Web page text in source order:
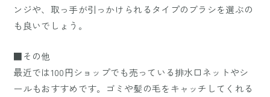
ンジや、取っ手が引っかけられるタイプのブラシを選ぶの
も良いでしょう。
■その他
最近では100円ショップでも売っている排水口ネットやシ
ールもおすすめです。ゴミや髪の毛をキャッチしてくれる